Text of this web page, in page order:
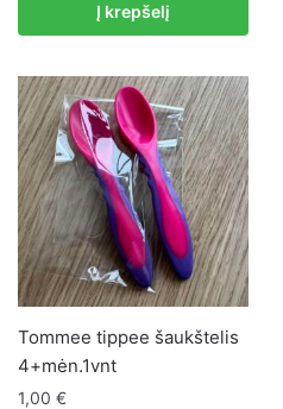
Į krepšelį
Tommee tippee šaukštelis
4+mėn.1vnt
1,00 €